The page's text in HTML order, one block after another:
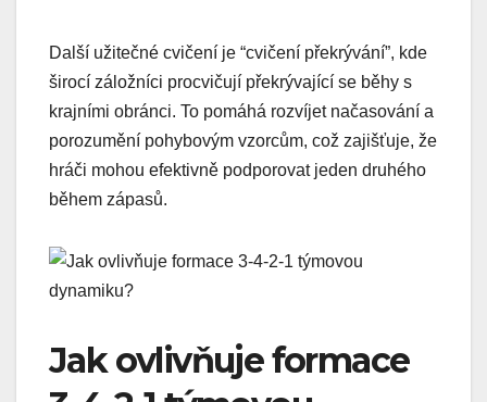
Další užitečné cvičení je “cvičení překrývání”, kde
širocí záložníci procvičují překrývající se běhy s
krajními obránci. To pomáhá rozvíjet načasování a
porozumění pohybovým vzorcům, což zajišťuje, že
hráči mohou efektivně podporovat jeden druhého
během zápasů.
Jak ovlivňuje formace